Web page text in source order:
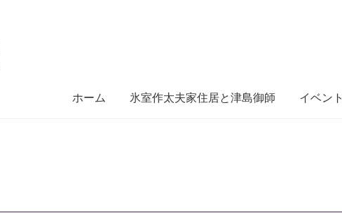
ホーム 氷室作太夫家住居と津島御師 イベント